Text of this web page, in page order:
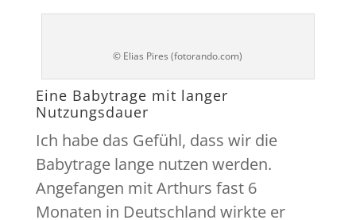
© Elias Pires (fotorando.com)
Eine Babytrage mit langer
Nutzungsdauer
Ich habe das Gefühl, dass wir die
Babytrage lange nutzen werden.
Angefangen mit Arthurs fast 6
Monaten in Deutschland wirkte er